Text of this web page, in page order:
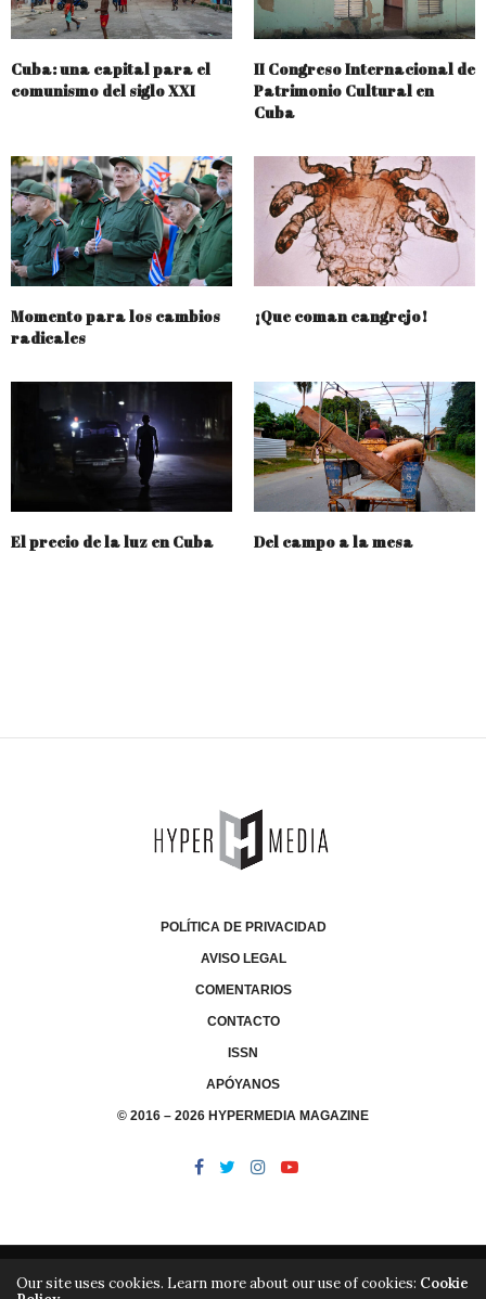
Cuba: una capital para el
comunismo del siglo XXI
II Congreso Internacional de
Patrimonio Cultural en
Cuba
Momento para los cambios
radicales
¡Que coman cangrejo!
El precio de la luz en Cuba Del campo a la mesa
POLÍTICA DE PRIVACIDAD
AVISO LEGAL
COMENTARIOS
CONTACTO
ISSN
APÓYANOS
© 2016 – 2026 HYPERMEDIA MAGAZINE
Our site uses cookies. Learn more about our use of cookies: Cookie